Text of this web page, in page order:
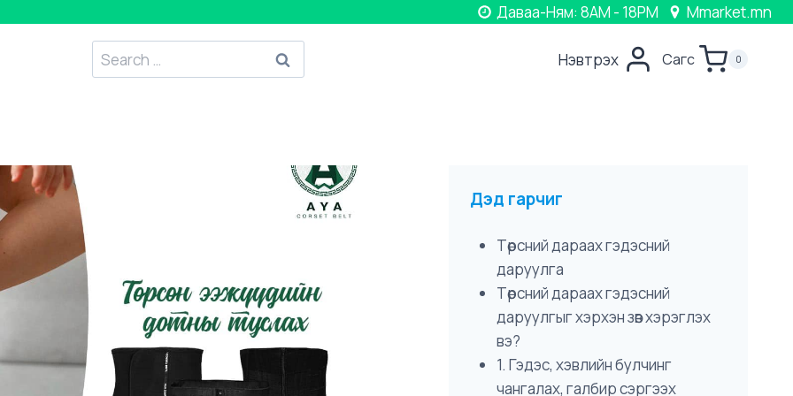
Даваа-Ням: 8AM - 18PM Mmarket.mn
Search
for:
Нэвтрэх Сагс 0
Дэд гарчиг
Төрсний дараах гэдэсний
даруулга
Төрсний дараах гэдэсний
даруулгыг хэрхэн зөв хэрэглэх
вэ?
1. Гэдэс, хэвлийн булчинг
чангалах, галбир сэргээх